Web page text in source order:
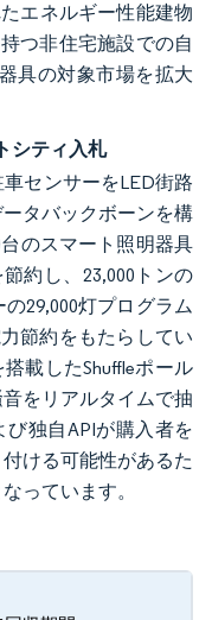
エネルギー性能建物
つ非住宅施設での自
具の対象市場を拡大
シティ入札
センサーをLED街路
タバックボーンを構
のスマート照明器具
節約し、23,000トンの
29,000灯プログラム
節約をもたらしてい
搭載したShuffleポール
をリアルタイムで抽
び独自APIが購入者を
ける可能性があるた
っています。